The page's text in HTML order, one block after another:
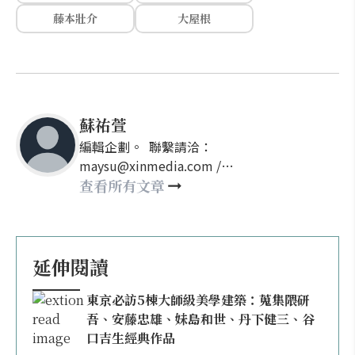
藤本壯介 大屋根
蘇祐萱
編輯企劃。 聯繫請洽：
maysu@xinmedia.com /
may860527@gmail.com
查看所有文章
延伸閱讀
東京必訪5棟大師級美學建築：蒐集隈研
吾、安藤忠雄、妹島和世、丹下健三、谷
口吉生經典作品